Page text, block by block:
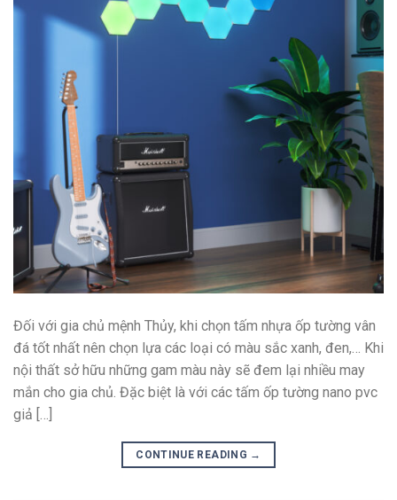
Đối với gia chủ mệnh Thủy, khi chọn tấm nhựa ốp tường vân
đá tốt nhất nên chọn lựa các loại có màu sắc xanh, đen,… Khi
nội thất sở hữu những gam màu này sẽ đem lại nhiều may
mắn cho gia chủ. Đặc biệt là với các tấm ốp tường nano pvc
giả […]
CONTINUE READING →